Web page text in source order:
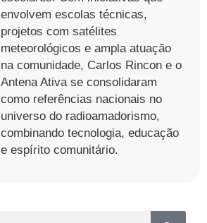
envolvem escolas técnicas,
projetos com satélites
meteorológicos e ampla atuação
na comunidade, Carlos Rincon e o
Antena Ativa se consolidaram
como referências nacionais no
universo do radioamadorismo,
combinando tecnologia, educação
e espírito comunitário.